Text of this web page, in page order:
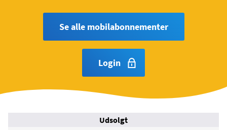
Se alle mobilabonnementer
Login
Udsolgt